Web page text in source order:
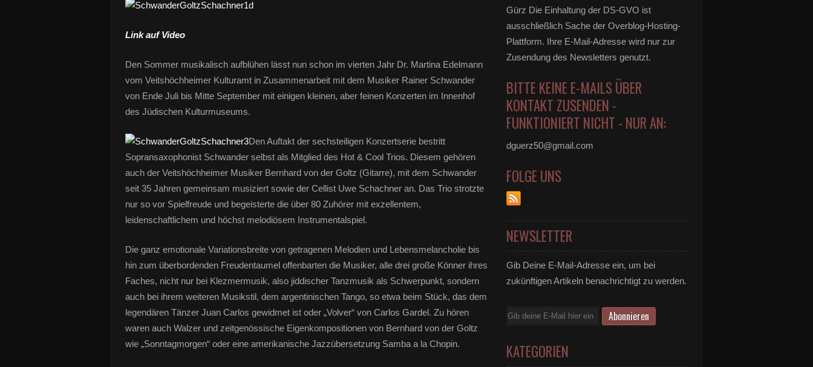
Link auf Video
Den Sommer musikalisch aufblühen lässt nun schon im vierten Jahr Dr. Martina Edelmann
vom Veitshöchheimer Kulturamt in Zusammenarbeit mit dem Musiker Rainer Schwander
von Ende Juli bis Mitte September mit einigen kleinen, aber feinen Konzerten im Innenhof
des Jüdischen Kulturmuseums.
Den Auftakt der sechsteiligen Konzertserie bestritt
Sopransaxophonist Schwander selbst als Mitglied des Hot & Cool Trios. Diesem gehören
auch der Veitshöchheimer Musiker Bernhard von der Goltz (Gitarre), mit dem Schwander
seit 35 Jahren gemeinsam musiziert sowie der Cellist Uwe Schachner an. Das Trio strotzte
nur so vor Spielfreude und begeisterte die über 80 Zuhörer mit exzellentem,
leidenschaftlichem und höchst melodiösem Instrumentalspiel.
Die ganz emotionale Variationsbreite von getragenen Melodien und Lebensmelancholie bis
hin zum überbordenden Freudentaumel offenbarten die Musiker, alle drei große Könner ihres
Faches, nicht nur bei Klezmermusik, also jiddischer Tanzmusik als Schwerpunkt, sondern
auch bei ihrem weiteren Musikstil, dem argentinischen Tango, so etwa beim Stück, das dem
legendären Tänzer Juan Carlos gewidmet ist oder „Volver“ von Carlos Gardel. Zu hören
waren auch Walzer und zeitgenössische Eigenkompositionen von Bernhard von der Goltz
wie „Sonntagmorgen“ oder eine amerikanische Jazzübersetzung Samba a la Chopin.
Gürz Die Einhaltung der DS-GVO ist
ausschließlich Sache der Overblog-Hosting-
Plattform. Ihre E-Mail-Adresse wird nur zur
Zusendung des Newsletters genutzt.
BITTE KEINE E-MAILS ÜBER
KONTAKT ZUSENDEN -
FUNKTIONIERT NICHT - NUR AN:
dguerz50@gmail.com
FOLGE UNS
NEWSLETTER
Gib Deine E-Mail-Adresse ein, um bei
zukünftigen Artikeln benachrichtigt zu werden.
E-
KATEGORIEN